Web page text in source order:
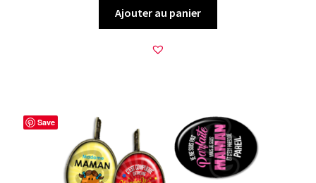
Ajouter au panier
Save